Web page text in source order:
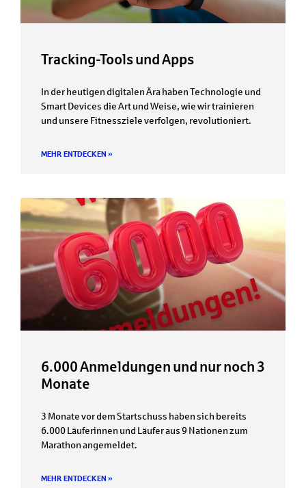
Tracking-Tools und Apps
In der heutigen digitalen Ära haben Technologie und
Smart Devices die Art und Weise, wie wir trainieren
und unsere Fitnessziele verfolgen, revolutioniert.
MEHR ENTDECKEN »
6.000 Anmeldungen und nur noch 3
Monate
3 Monate vor dem Startschuss haben sich bereits
6.000 Läuferinnen und Läufer aus 9 Nationen zum
Marathon angemeldet.
MEHR ENTDECKEN »